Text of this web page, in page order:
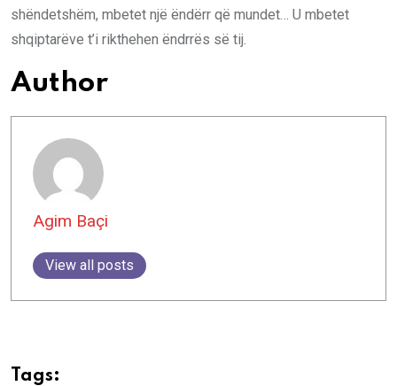
shëndetshëm, mbetet një ëndërr që mundet… U mbetet
shqiptarëve t’i rikthehen ëndrrës së tij.
Author
Agim Baçi
View all posts
Tags: